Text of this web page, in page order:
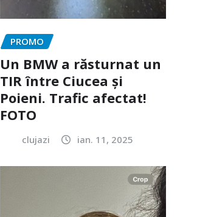
PROMO
Un BMW a răsturnat un
TIR între Ciucea și
Poieni. Trafic afectat!
FOTO
clujazi ian. 11, 2025